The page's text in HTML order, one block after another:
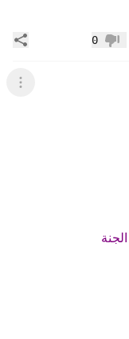
عدم إعجاب
0
عرض